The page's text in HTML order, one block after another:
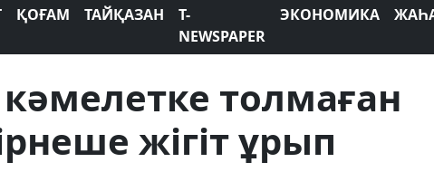
ҚОҒАМ ТАЙҚАЗАН
T-
NEWSPAPER
ЭКОНОМИКА
толмаған
жігіт ұрып